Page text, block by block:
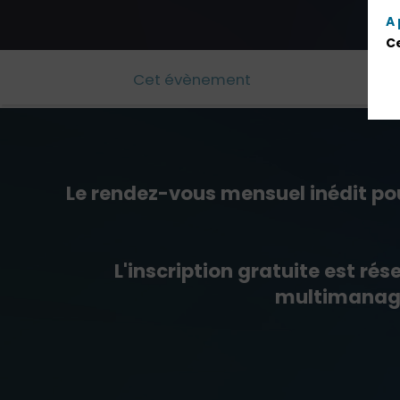
Cet évènement
Le rendez-vous mensuel inédit
L'inscription gratuite est
A